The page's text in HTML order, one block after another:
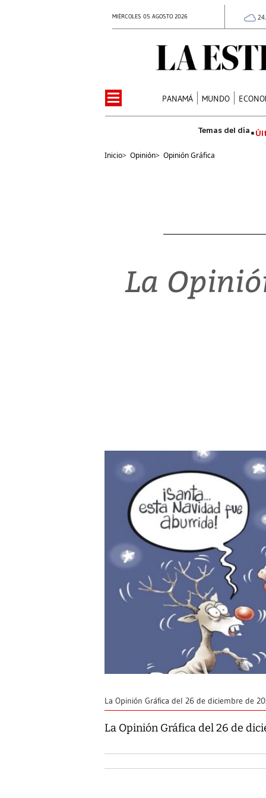
MIÉRCOLES 05 AGOSTO 2026
PANAMÁ MUNDO
Inicio> Opinión> Opinión Gráfica
La
La Opinión Gráfica del 26 de diciembre de
La Opinión Gráfica del 26 de